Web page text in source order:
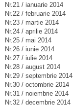
Nr.21 / ianuarie 2014
Nr.22 / februarie 2014
Nr.23 / martie 2014
Nr.24 / aprilie 2014
Nr.25 / mai 2014
Nr.26 / iunie 2014
Nr.27 / iulie 2014
Nr.28 / august 2014
Nr.29 / septembrie 2014
Nr.30 / octombrie 2014
Nr.31 / noiembrie 2014
Nr.32 / decembrie 2014